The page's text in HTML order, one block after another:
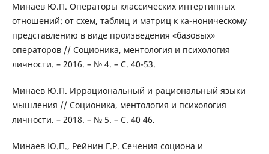
Минаев Ю.П. Операторы классических интертипных
отношений: от схем, таблиц и матриц к ка-ноническому
представлению в виде произведения «базовых»
операторов // Соционика, ментология и психология
личности. – 2016. – № 4. – С. 40-53.
Минаев Ю.П. Иррациональный и рациональный языки
мышления // Соционика, ментология и психология
личности. – 2018. – № 5. – С. 40 46.
Минаев Ю.П., Рейнин Г.Р. Сечения социона и